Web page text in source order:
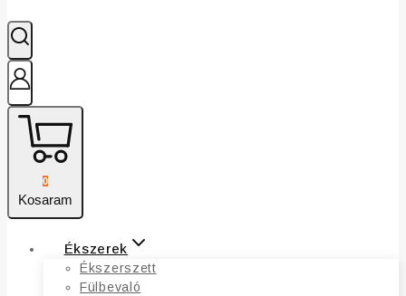
0
Kosaram
Ékszerek
Ékszerszett
Fülbevaló